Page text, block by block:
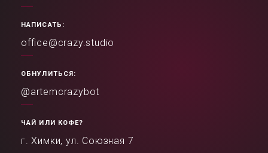
НАПИСАТЬ:
office@crazy.studio
ОБНУЛИТЬСЯ:
@artemcrazybot
ЧАЙ ИЛИ КОФЕ?
г. Химки, ул. Союзная 7